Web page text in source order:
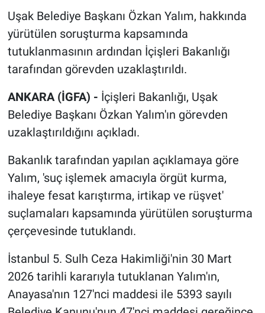
Uşak Belediye Başkanı Özkan Yalım, hakkında
yürütülen soruşturma kapsamında
tutuklanmasının ardından İçişleri Bakanlığı
tarafından görevden uzaklaştırıldı.
ANKARA (İGFA) - İçişleri Bakanlığı, Uşak
Belediye Başkanı Özkan Yalım'ın görevden
uzaklaştırıldığını açıkladı.
Bakanlık tarafından yapılan açıklamaya göre
Yalım, 'suç işlemek amacıyla örgüt kurma,
ihaleye fesat karıştırma, irtikap ve rüşvet'
suçlamaları kapsamında yürütülen soruşturma
çerçevesinde tutuklandı.
İstanbul 5. Sulh Ceza Hakimliği'nin 30 Mart
2026 tarihli kararıyla tutuklanan Yalım'ın,
Anayasa'nın 127'nci maddesi ile 5393 sayılı